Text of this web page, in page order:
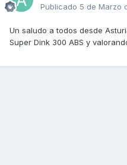
Publicado 5 de Marzo
Un saludo a todos desde
Super Dink 300 ABS y